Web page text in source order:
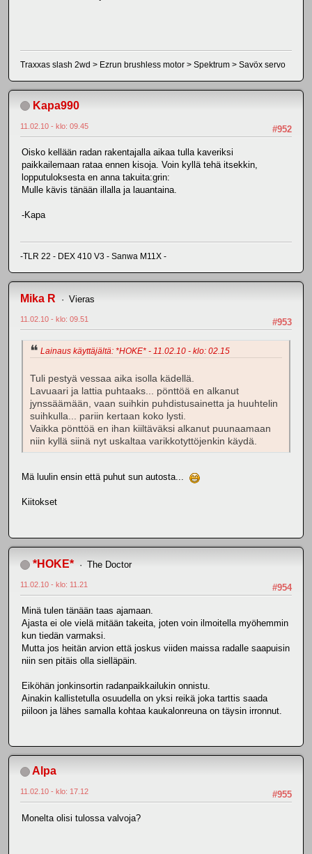
Traxxas slash 2wd > Ezrun brushless motor > Spektrum > Savöx servo
Kapa990
#952
11.02.10 - klo: 09.45
Oisko kellään radan rakentajalla aikaa tulla kaveriksi
paikkailemaan rataa ennen kisoja. Voin kyllä tehä itsekkin,
lopputuloksesta en anna takuita:grin:
Mulle kävis tänään illalla ja lauantaina.
-Kapa
-TLR 22 - DEX 410 V3 - Sanwa M11X -
Mika R Vieras
#953
11.02.10 - klo: 09.51
Lainaus käyttäjältä: *HOKE* - 11.02.10 - klo: 02.15
Tuli pestyä vessaa aika isolla kädellä.
Lavuaari ja lattia puhtaaks... pönttöä en alkanut
jynssäämään, vaan suihkin puhdistusainetta ja huuhtelin
suihkulla... pariin kertaan koko lysti.
Vaikka pönttöä en ihan kiiltäväksi alkanut puunaamaan
niin kyllä siinä nyt uskaltaa varikkotyttöjenkin käydä.
Mä luulin ensin että puhut sun autosta...
Kiitokset
*HOKE* The Doctor
#954
11.02.10 - klo: 11.21
Minä tulen tänään taas ajamaan.
Ajasta ei ole vielä mitään takeita, joten voin ilmoitella myöhemmin
kun tiedän varmaksi.
Mutta jos heitän arvion että joskus viiden maissa radalle saapuisin
niin sen pitäis olla sielläpäin.
Eiköhän jonkinsortin radanpaikkailukin onnistu.
Ainakin kallistetulla osuudella on yksi reikä joka tarttis saada
piiloon ja lähes samalla kohtaa kaukalonreuna on täysin irronnut.
Alpa
#955
11.02.10 - klo: 17.12
Monelta olisi tulossa valvoja?